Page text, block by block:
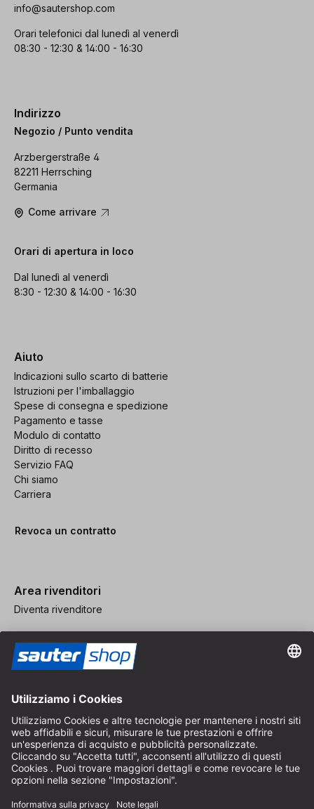
info@sautershop.com
Orari telefonici dal lunedì al venerdì
08:30 - 12:30 & 14:00 - 16:30
Indirizzo
Negozio / Punto vendita
Arzbergerstraße 4
82211 Herrsching
Germania
Come arrivare
Orari di apertura in loco
Dal lunedì al venerdì
8:30 - 12:30 & 14:00 - 16:30
Aiuto
Indicazioni sullo scarto di batterie
Istruzioni per l'imballaggio
Spese di consegna e spedizione
Pagamento e tasse
Modulo di contatto
Diritto di recesso
Servizio FAQ
Chi siamo
Carriera
Revoca un contratto
Area rivenditori
Diventa rivenditore
CGV
Protezione dei Dati
Impostazioni dei Cookie